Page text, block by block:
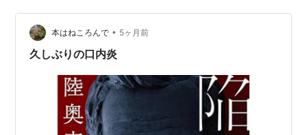
番ではあったものの､最後は美ノ海の勝ち。 安青錦はこれ
で２敗。 ４日目で２敗になった力士で横綱になれた力士
は一人だけしかいない。 という事で横綱昇格はかなり難
本はねころんで • 5ヶ月前
久しぶりの口内炎